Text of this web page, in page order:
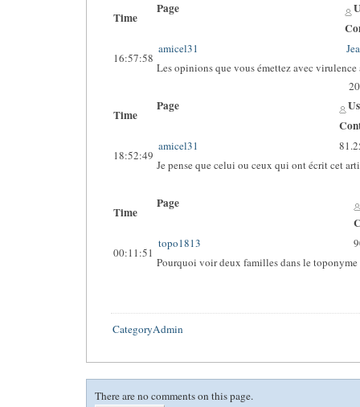
Time
Page
16:57:58
amicel31
Les opinions que vous émettez avec
Time
Page
18:52:49
amicel31
Je pense que celui ou ceux qui ont écrit cet
Time
Page
00:11:51
topo1813
Pourquoi voir deux familles dans le
CategoryAdmin
There are no comments on this page.